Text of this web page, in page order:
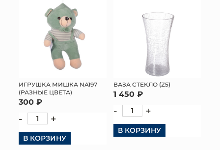
ИГРУШКА МИШКА NA197
(РАЗНЫЕ ЦВЕТА)
300 ₽
- +
В КОРЗИНУ
ВАЗА СТЕКЛО (Z5)
1 450 ₽
- +
В КОРЗИНУ